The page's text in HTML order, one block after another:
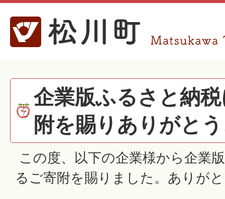
企業版ふるさと納
附を賜りありがと
この度、以下の企業様から企業
るご寄附を賜りました。ありが